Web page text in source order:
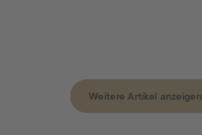
Weitere Artikel anzeigen